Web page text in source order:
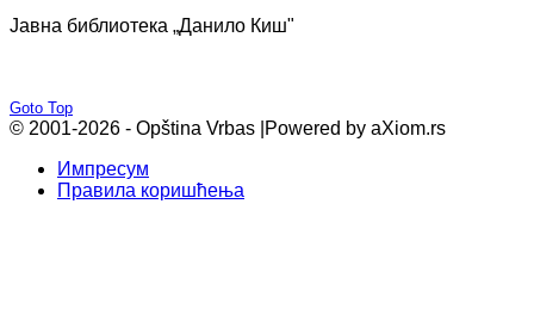
Јавна библиотека „Данило Киш"
Goto Top
© 2001-2026 - Opština Vrbas | Powered by aXiom.rs
Импресум
Правила коришћења